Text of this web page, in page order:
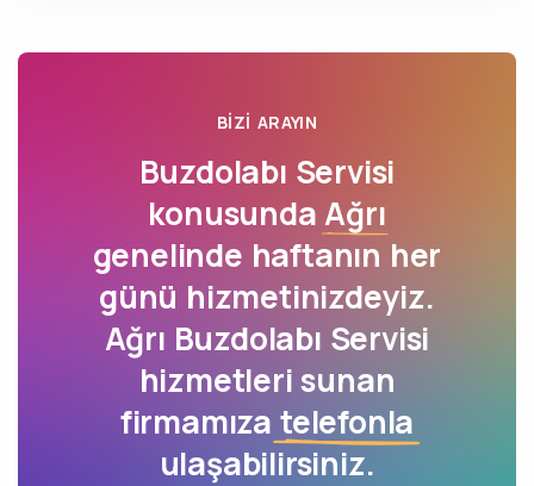
BIZI ARAYIN
Buzdolabı Servisi
konusundaAğrı
genelinde haftanın her
günü hizmetinizdeyiz.
Ağrı Buzdolabı Servisi
hizmetleri sunan
firmamıza telefonla
ulaşabilirsiniz.